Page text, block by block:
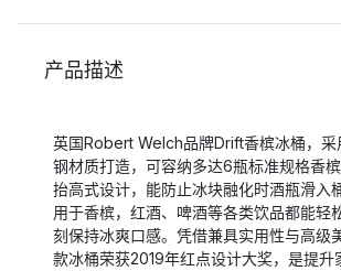
产品描述
英国Robert Welch品牌Drift香槟冰桶，采
钢材质打造，可容纳多达6瓶标准规格香
抬高式设计，能防止冰块融化时酒瓶滑入
用于香槟，红酒、啤酒等各类饮品都能轻
刻保持冰爽口感。凭借兼具实用性与高级
款冰桶荣获2019年红点设计大奖，是提升